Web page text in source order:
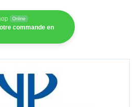
Online
commande en
YVES PONROY